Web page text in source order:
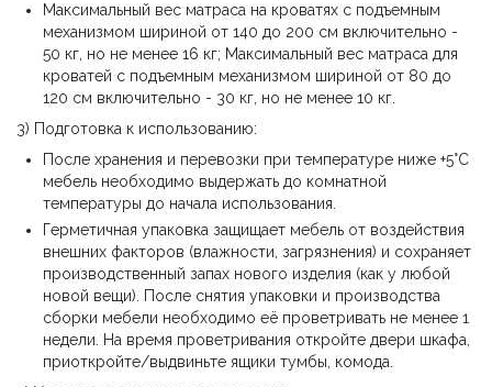
Максимальный вес матраса на кроватях с подъемным
механизмом шириной от 140 до 200 см включительно -
50 кг, но не менее 16 кг; Максимальный вес матраса для
кроватей с подъемным механизмом шириной от 80 до
120 см включительно - 30 кг, но не менее 10 кг.
3) Подготовка к использованию:
После хранения и перевозки при температуре ниже +5°С
мебель необходимо выдержать до комнатной
температуры до начала использования.
Герметичная упаковка защищает мебель от воздействия
внешних факторов (влажности, загрязнения) и сохраняет
производственный запах нового изделия (как у любой
новой вещи). После снятия упаковки и производства
сборки мебели необходимо её проветривать не менее 1
недели. На время проветривания откройте двери шкафа,
приоткройте/выдвиньте ящики тумбы, комода.